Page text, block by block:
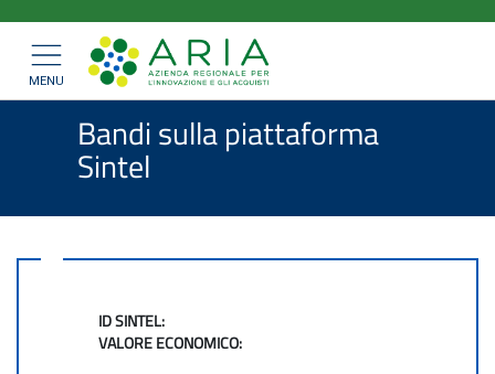
contenuto
principale
ARIA
SpAMostra/nascondi
navigazione
MENU
Home > Bandi e Convenzioni >
Bandi di gara >
Bandi sulla piattaforma Sintel
Bandi sulla piattaforma
Sintel
ID SINTEL:
VALORE ECONOMICO: